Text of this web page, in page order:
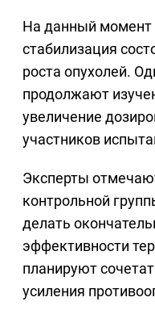
На данный момент
стабилизация
роста опухолей.
продолжают
увеличение
участников
Эксперты
контрольной
делать
эффективности
планируют
усиления